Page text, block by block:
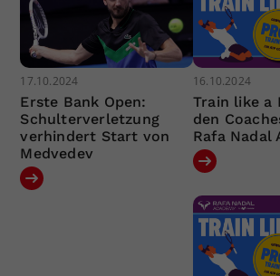
17.10.2024
Erste Bank Open:
Schulterverletzung
verhindert Start von
Medvedev
16.10.2024
Train like a
den
Rafa Nadal